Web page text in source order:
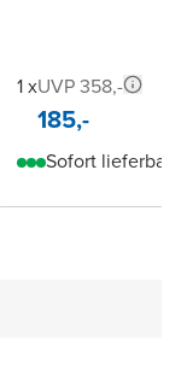
1 xUVP 358,-
185,-
Sofort lieferbar